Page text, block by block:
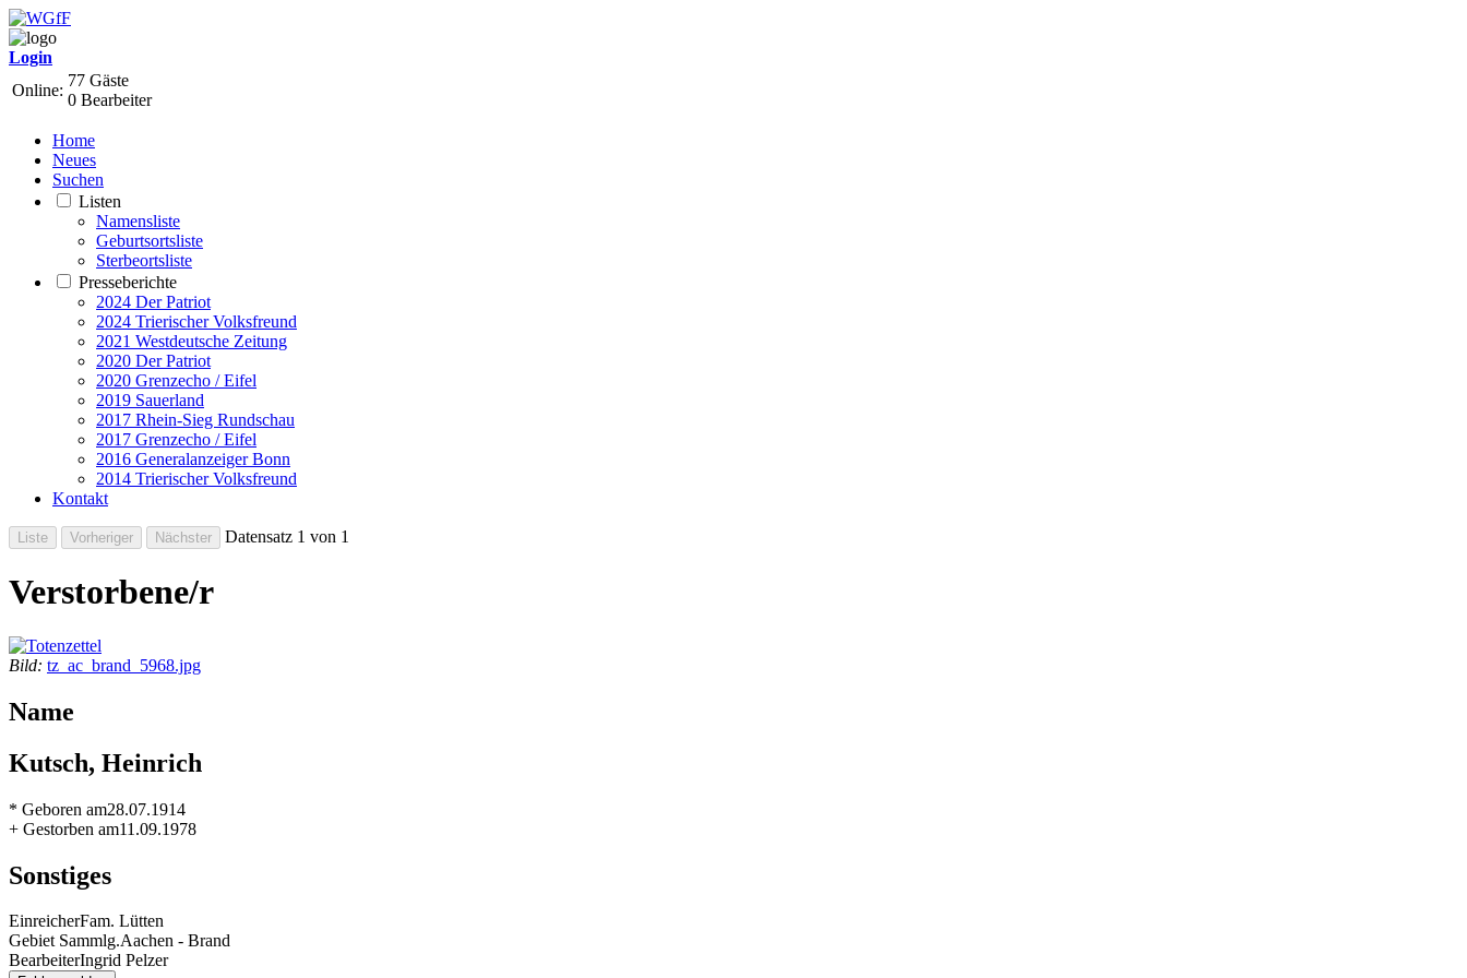
Login
Online:
77 Gäste
0 Bearbeiter
Home
Neues
Suchen
Listen
Namensliste
Geburtsortsliste
Sterbeortsliste
Presseberichte
2024 Der Patriot
2024 Trierischer Volksfreund
2021 Westdeutsche Zeitung
2020 Der Patriot
2020 Grenzecho / Eifel
2019 Sauerland
2017 Rhein-Sieg Rundschau
2017 Grenzecho / Eifel
2016 Generalanzeiger Bonn
2014 Trierischer Volksfreund
Kontakt
Datensatz 1 von 1
Verstorbene/r
Bild: tz_ac_brand_5968.jpg
Name
Kutsch, Heinrich
* Geboren am28.07.1914
+ Gestorben am11.09.1978
Sonstiges
EinreicherFam. Lütten
Gebiet Sammlg.Aachen - Brand
BearbeiterIngrid Pelzer